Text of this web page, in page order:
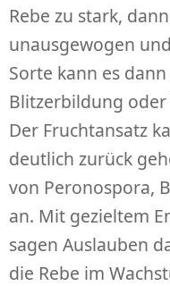
Rebe zu stark,
unausgewogen
Sorte kann es
Blitzerbildung
Der Fruchtansatz
deutlich zurück
von Peronospora,
an. Mit gezieltem
sagen Auslauben
die Rebe im